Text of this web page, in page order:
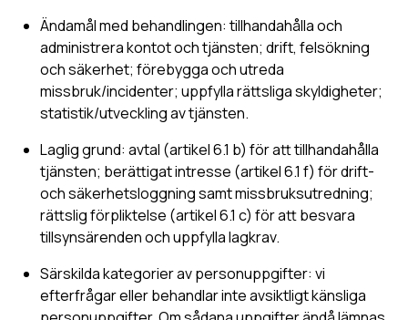
Ändamål med behandlingen: tillhandahålla och
administrera kontot och tjänsten; drift, felsökning
och säkerhet; förebygga och utreda
missbruk/incidenter; uppfylla rättsliga skyldigheter;
statistik/utveckling av tjänsten.
Laglig grund: avtal (artikel 6.1 b) för att tillhandahålla
tjänsten; berättigat intresse (artikel 6.1 f) för drift-
och säkerhetsloggning samt missbruksutredning;
rättslig förpliktelse (artikel 6.1 c) för att besvara
tillsynsärenden och uppfylla lagkrav.
Särskilda kategorier av personuppgifter: vi
efterfrågar eller behandlar inte avsiktligt känsliga